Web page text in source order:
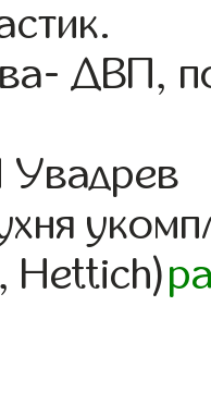
ДВП,
Hettich)